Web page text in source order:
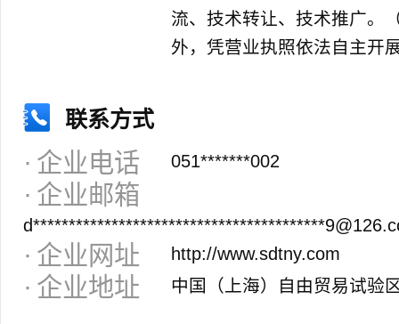
流、技术转让、技术推广。
外，凭营业执照依法自主开
联系方式
企业电话 051*******002
企业邮箱
企业网址 http://www.sdtny.com
企业地址 中国（上海）自由贸易试验